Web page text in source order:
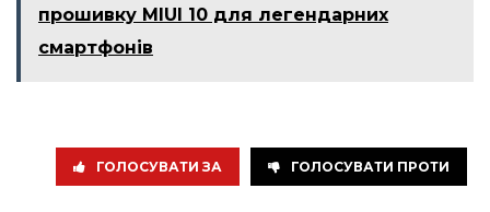
прошивку MIUI 10 для легендарних
смартфонів
ГОЛОСУВАТИ ЗА ГОЛОСУВАТИ ПРОТИ